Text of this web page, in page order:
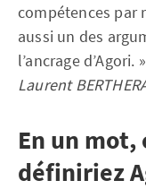
compétences par
aussi un des
l’ancrage d’Agori. »
Laurent
En un
définiriez